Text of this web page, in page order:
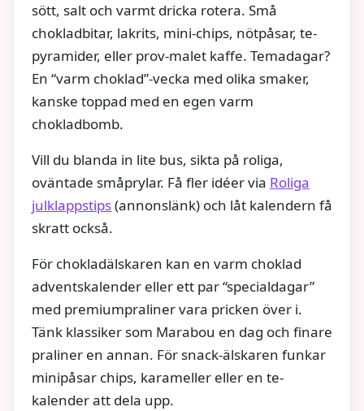
sött, salt och varmt dricka rotera. Små
chokladbitar, lakrits, mini-chips, nötpåsar, te-
pyramider, eller prov-malet kaffe. Temadagar?
En “varm choklad”-vecka med olika smaker,
kanske toppad med en egen varm
chokladbomb.
Vill du blanda in lite bus, sikta på roliga,
oväntade småprylar. Få fler idéer via Roliga
julklappstips(annonslänk) och låt kalendern få
skratt också.
För chokladälskaren kan en varm choklad
adventskalender eller ett par “specialdagar”
med premiumpraliner vara pricken över i.
Tänk klassiker som Marabou en dag och finare
praliner en annan. För snack-älskaren funkar
minipåsar chips, karameller eller en te-
kalender att dela upp.